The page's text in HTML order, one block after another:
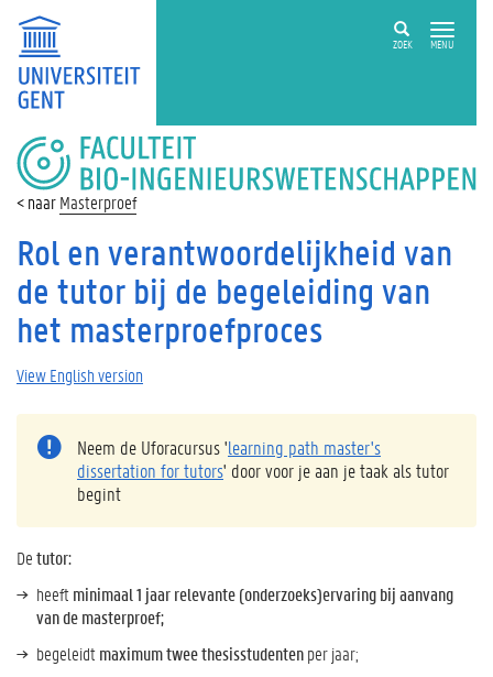
ZOEK MENU
FACULTEIT
BIO-
INGENIEURSWETENSCHAPPEN
Masterproef
Rol en verantwoordelijkheid van
de tutor bij de begeleiding van
het masterproefproces
View English version
Neem de Uforacursus 'learning path master's
dissertation for tutors' door voor je aan je taak als tutor
begint
Detutor:
heeftminimaal 1 jaar relevante (onderzoeks)ervaring bij aanvang
van de masterproef;
begeleidtmaximum twee thesisstudentenper jaar;